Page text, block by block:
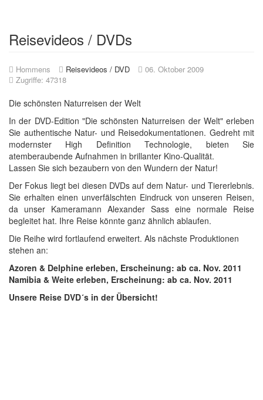
Reisevideos / DVDs
Hommens Reisevideos / DVD
06. Oktober 2009
Zugriffe: 47318
Die schönsten Naturreisen der Welt
In der DVD-Edition "Die schönsten Naturreisen der Welt" erleben
Sie authentische Natur- und Reisedokumentationen. Gedreht mit
modernster High Definition Technologie, bieten Sie
atemberaubende Aufnahmen in brillanter Kino-Qualität.
Lassen Sie sich bezaubern von den Wundern der Natur!
Der Fokus liegt bei diesen DVDs auf dem Natur- und Tiererlebnis.
Sie erhalten einen unverfälschten Eindruck von unseren Reisen,
da unser Kameramann Alexander Sass eine normale Reise
begleitet hat. Ihre Reise könnte ganz ähnlich ablaufen.
Die Reihe wird fortlaufend erweitert. Als nächste Produktionen
stehen an:
Azoren & Delphine erleben, Erscheinung: ab ca. Nov. 2011
Namibia & Weite erleben, Erscheinung: ab ca. Nov. 2011
Unsere Reise DVD´s in der Übersicht!